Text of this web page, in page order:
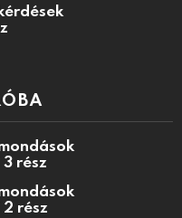
3 rész
2 rész